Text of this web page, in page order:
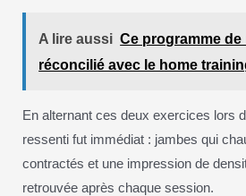
A lire aussi Ce programme de
réconcilié avec le home
En alternant ces deux exercices lors
ressenti fut immédiat : jambes qui
contractés et une impression de
retrouvée après chaque session.